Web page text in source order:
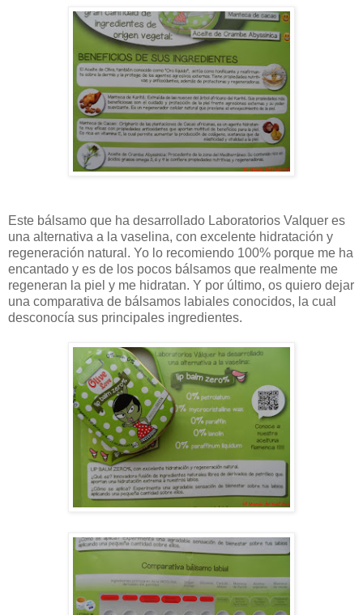
Este bálsamo que ha desarrollado Laboratorios Valquer es
una alternativa a la vaselina, con excelente hidratación y
regeneración natural. Yo lo recomiendo 100% porque me ha
encantado y es de los pocos bálsamos que realmente me
regeneran la piel y me hidratan. Y por último, os quiero dejar
una comparativa de bálsamos labiales conocidos, la cual
desconocía sus principales ingredientes.